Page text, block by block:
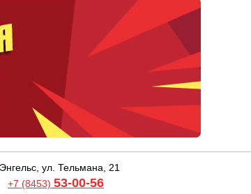
Энгельс, ул. Тельмана, 21
+7 (8453) 53-00-56